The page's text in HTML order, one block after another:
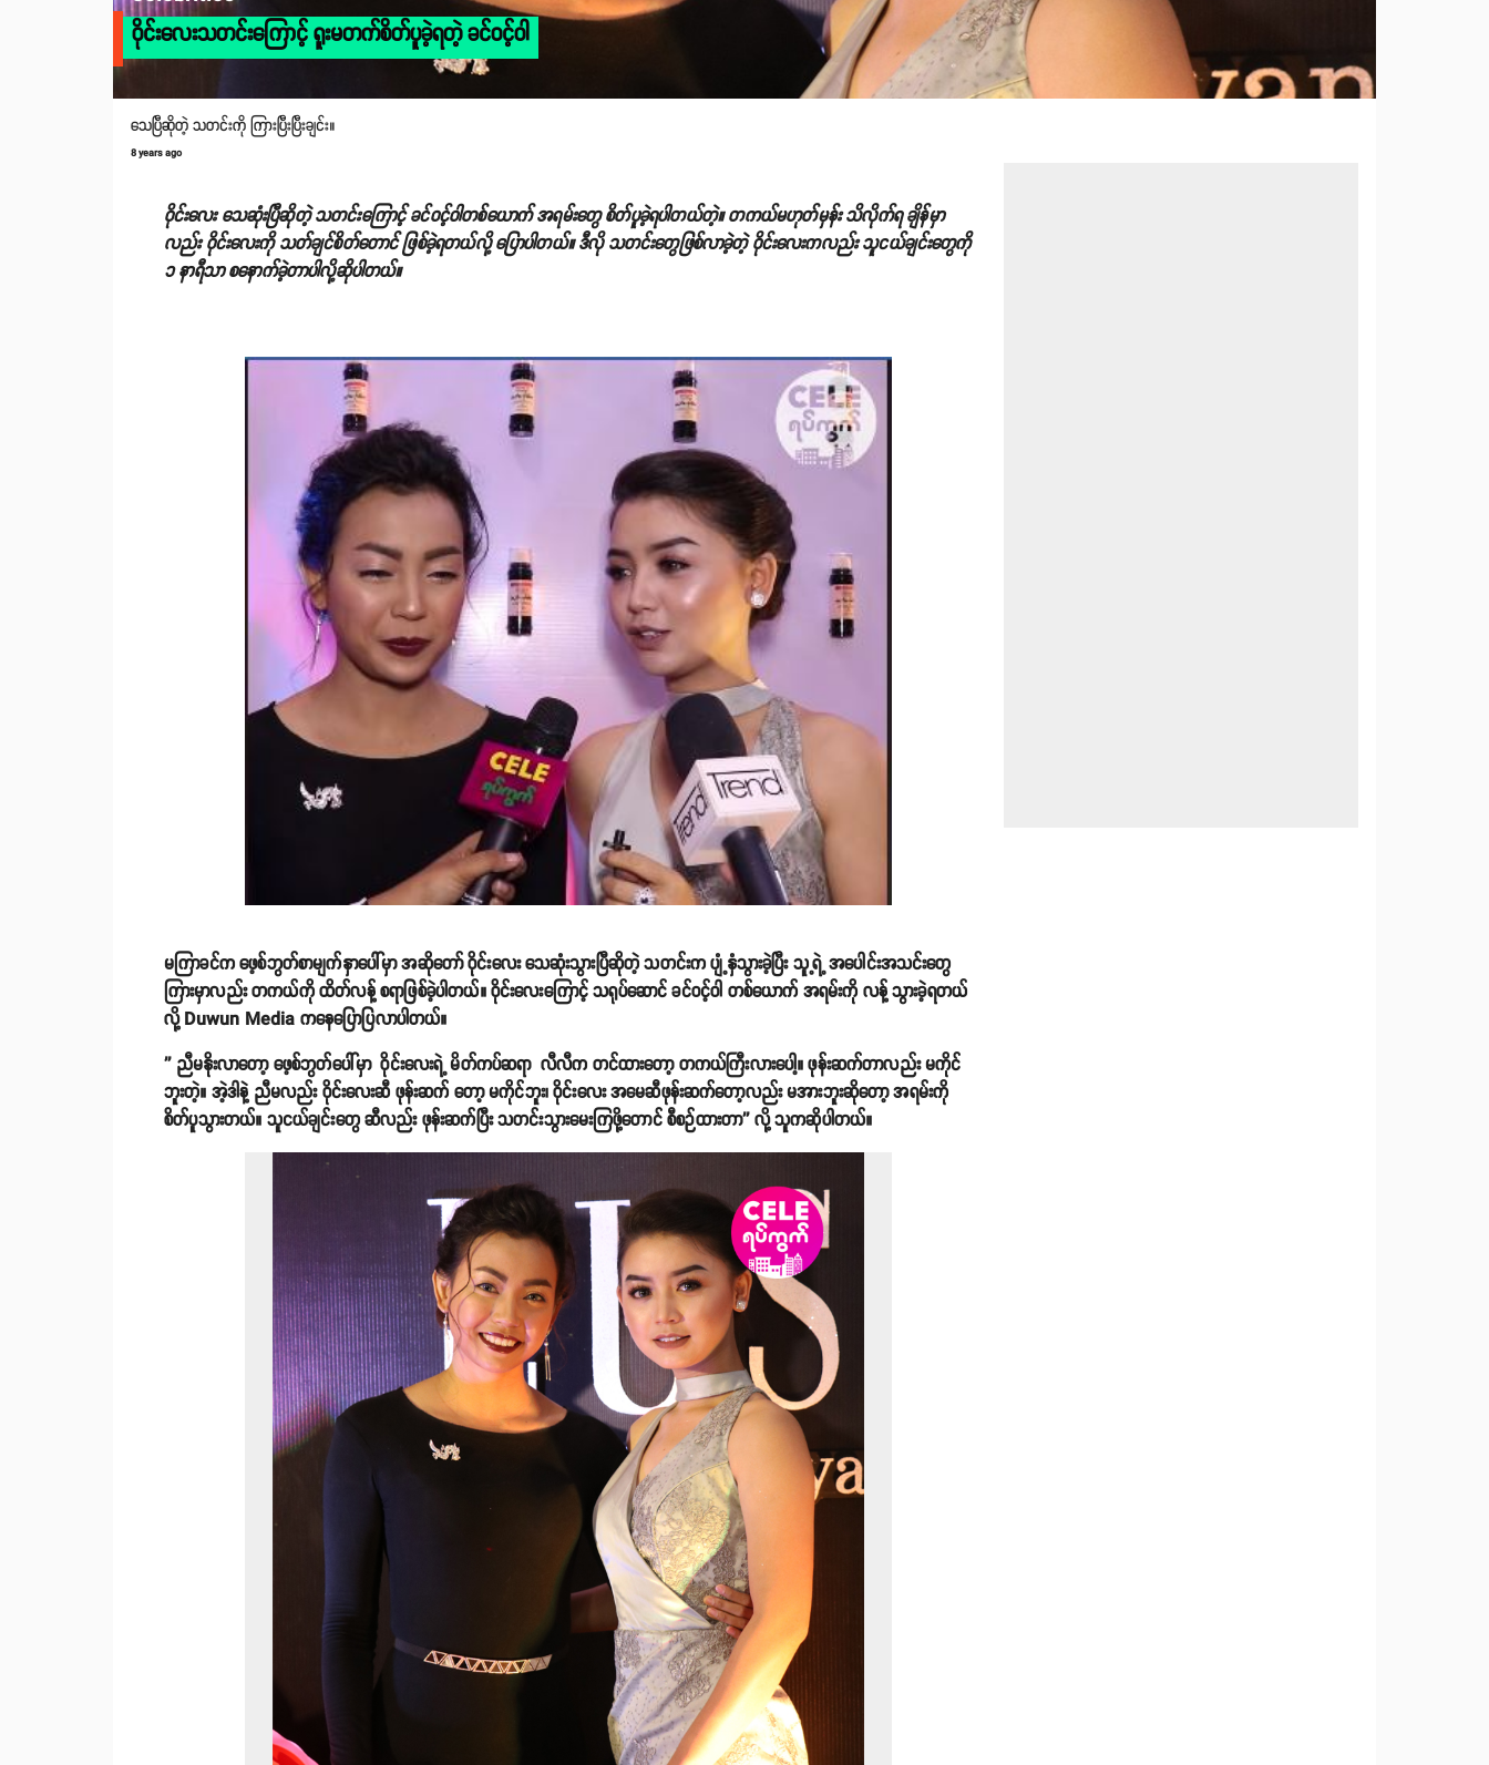
ဝိုင်းလေးသတင်းကြောင့် ရူးမတက်စိတ်ပူခဲ့ရတဲ့ ခင်ဝင့်ဝါ
သေပြီဆိုတဲ့ သတင်းကို ကြားပြီးပြီးချင်း။
8 years ago
ဝိုင်းလေး သေဆုံးပြီဆိုတဲ့ သတင်းကြောင့် ခင်ဝင့်ဝါတစ်ယောက် အရမ်းတွေ စိတ်ပူခဲ့ရပါတယ်တဲ့။ တကယ်မဟုတ်မှန်း သိလိုက်ရ ချိန်မှာ
လည်း ဝိုင်းလေးကို သတ်ချင်စိတ်တောင် ဖြစ်ခဲ့ရတယ်လို့ ပြောပါတယ်။ ဒီလို သတင်းတွေဖြစ်လာခဲ့တဲ့ ဝိုင်းလေးကလည်း သူငယ်ချင်းတွေကို
၁ နာရီသာ စနောက်ခဲ့တာပါလို့ဆိုပါတယ်။
မကြာခင်က ဖေ့စ်ဘွတ်စာမျက်နှာပေါ်မှာ အဆိုတော် ဝိုင်းလေး သေဆုံးသွားပြီဆိုတဲ့ သတင်းက ပျံ့နှံသွားခဲ့ပြီး သူ့ရဲ့ အပေါင်းအသင်းတွေ
ကြားမှာလည်း တကယ်ကို ထိတ်လန့် စရာဖြစ်ခဲ့ပါတယ်။ ဝိုင်းလေးကြောင့် သရုပ်ဆောင် ခင်ဝင့်ဝါ တစ်ယောက် အရမ်းကို လန့် သွားခဲ့ရတယ်
လို့ Duwun Media ကနေပြောပြလာပါတယ်။
'' ညီမနိုးလာတော့ ဖေ့စ်ဘွတ်ပေါ်မှာ ဝိုင်းလေးရဲ့ မိတ်ကပ်ဆရာ လီလီက တင်ထားတော့ တကယ်ကြီးလားပေါ့။ ဖုန်းဆက်တာလည်း မကိုင်
ဘူးတဲ့။ အဲ့ဒါနဲ့ ညီမလည်း ဝိုင်းလေးဆီ ဖုန်းဆက် တော့ မကိုင်ဘူး၊ ဝိုင်းလေး အမေဆီဖုန်းဆက်တော့လည်း မအားဘူးဆိုတော့ အရမ်းကို
စိတ်ပူသွားတယ်။ သူငယ်ချင်းတွေ ဆီလည်း ဖုန်းဆက်ပြီး သတင်းသွားမေးကြဖို့တောင် စီစဉ်ထားတာ'' လို့ သူကဆိုပါတယ်။